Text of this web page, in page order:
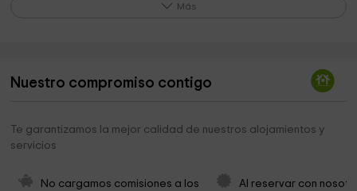
SERVICIOS FUNERARIOS COBO 0,4 km
Arco
Casa Natal de Diego Medina
Más
Nuestro compromiso contigo
Te garantizamos la mejor calidad de nuestros alojamientos y
servicios
No cargamos comisiones a los
Al reservar con